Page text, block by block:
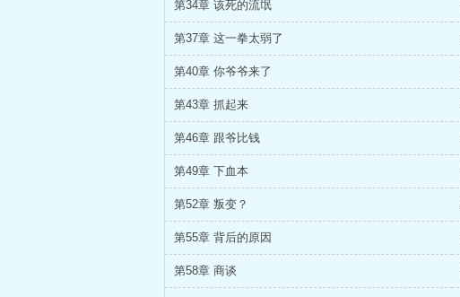
第34章 该死的流氓
第37章 这一拳太弱了
第40章 你爷爷来了
第43章 抓起来
第46章 跟爷比钱
第49章 下血本
第52章 叛变？
第55章 背后的原因
第58章 商谈